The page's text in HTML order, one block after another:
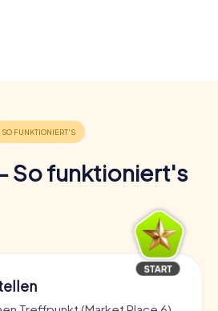
So funktioniert's